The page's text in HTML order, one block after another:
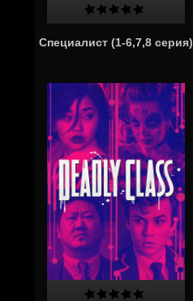
Специалист (1-6,7,8 серия)